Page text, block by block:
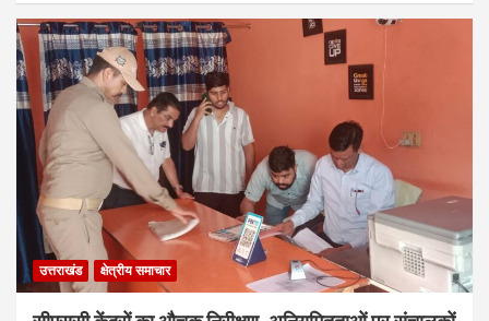
उत्तराखंड क्षेत्रीय समाचार